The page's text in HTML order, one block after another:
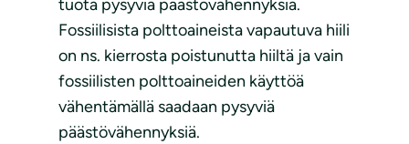
tuota pysyviä päästövähennyksiä.
Fossiilisista polttoaineista vapautuva hiili
on ns. kierrosta poistunutta hiiltä ja vain
fossiilisten polttoaineiden käyttöä
vähentämällä saadaan pysyviä
päästövähennyksiä.